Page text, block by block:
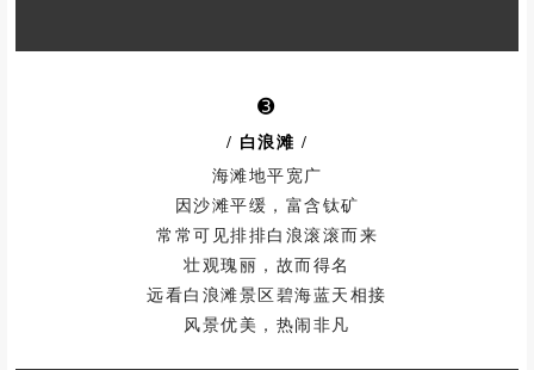
➌
/ 白浪滩 /
海滩地平宽广
因沙滩平缓，富含钛矿
常常可见排排白浪滚滚而来
壮观瑰丽，故而得名
远看白浪滩景区碧海蓝天相接
风景优美，热闹非凡